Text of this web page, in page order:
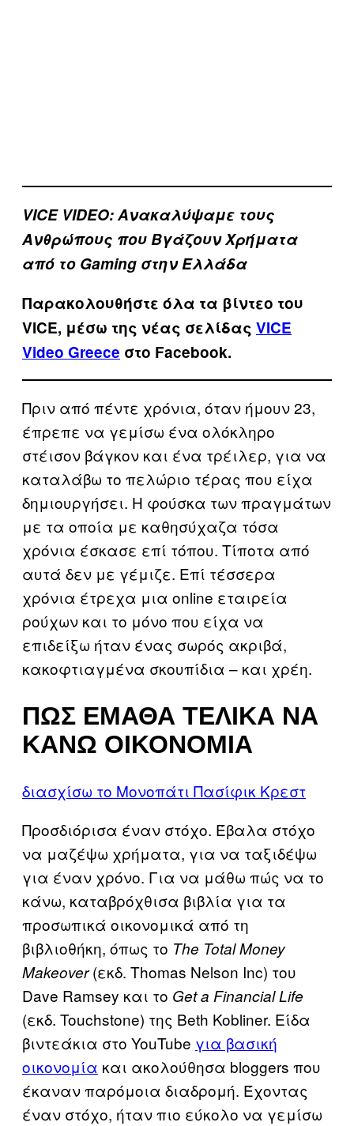
VICE VIDEΟ: Ανακαλύψαμε τους
Ανθρώπους που Βγάζουν Χρήματα
από το Gaming στην Ελλάδα
Παρακολουθήστε όλα τα βίντεo του
VICE, μέσω της νέας σελίδας VICE
Video Greece στο Facebook.
Πριν από πέντε χρόνια, όταν ήμουν 23,
έπρεπε να γεμίσω ένα ολόκληρο
στέισον βάγκον και ένα τρέιλερ, για να
καταλάβω το πελώριο τέρας που είχα
δημιουργήσει. Η φούσκα των πραγμάτων
με τα οποία με καθησύχαζα τόσα
χρόνια έσκασε επί τόπου. Τίποτα από
αυτά δεν με γέμιζε. Επί τέσσερα
χρόνια έτρεχα μια online εταιρεία
ρούχων και το μόνο που είχα να
επιδείξω ήταν ένας σωρός ακριβά,
κακοφτιαγμένα σκουπίδια – και χρέη.
ΠΏΣ ΈΜΑΘΑ ΤΕΛΙΚΆ ΝΑ
ΚΆΝΩ ΟΙΚΟΝΟΜΊΑ
διασχίσω το Μονοπάτι Πασίφικ Κρεστ
Προσδιόρισα έναν στόχο. Έβαλα στόχο
να μαζέψω χρήματα, για να ταξιδέψω
για έναν χρόνο. Για να μάθω πώς να το
κάνω, καταβρόχθισα βιβλία για τα
προσωπικά οικονομικά από τη
βιβλιοθήκη, όπως το The Total Money
Makeover(εκδ. Thomas Nelson Inc) του
Dave Ramsey και το Get a Financial Life
(εκδ. Touchstone) της Beth Kobliner. Είδα
βιντεάκια στο YouTube για βασική
οικονομία και ακολούθησα bloggers που
έκαναν παρόμοια διαδρομή. Έχοντας
έναν στόχο, ήταν πιο εύκολο να γεμίσω